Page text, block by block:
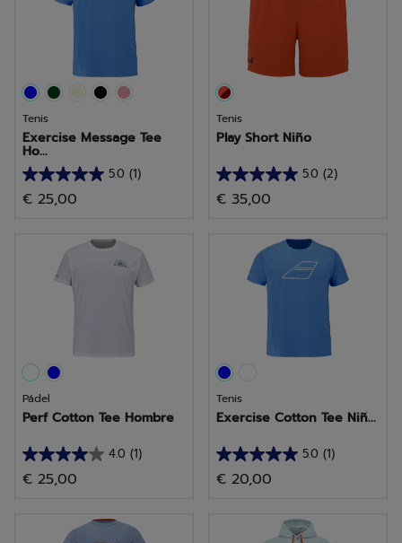
reseñas
reseña
Tenis
Exercise Message Tee
Ho...
5.0 (1)
5.0
de
estrellas.
€ 25,00
Tenis
Play Short Niño
5.0 (2)
5.0
de
estrellas.
reseñas
€ 35,00
Pádel
Perf Cotton Tee Hombre
4.0 (1)
4.0
de
estrellas.
€ 25,00
Tenis
Exercise Cotton Tee Niñ...
5.0 (1)
5.0
de
estrellas.
€ 20,00